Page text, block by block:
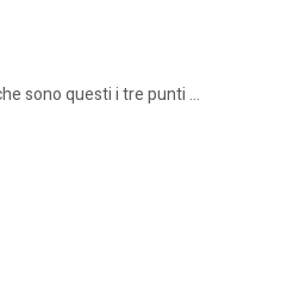
sono questi i tre punti ...